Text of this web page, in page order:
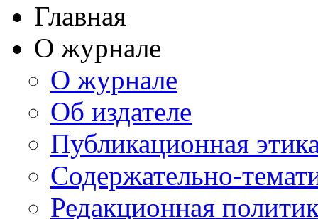
Главная
О журнале
О журнале
Об издателе
Публикационная
Содержательно-
Редакционная